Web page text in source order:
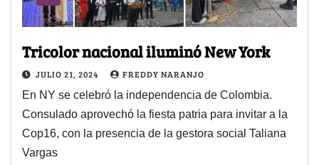
Tricolor nacional iluminó New York
JULIO 21, 2024 FREDDY NARANJO
En NY se celebró la independencia de Colombia.
Consulado aprovechó la fiesta patria para invitar a la
Cop16, con la presencia de la gestora social Taliana
Vargas